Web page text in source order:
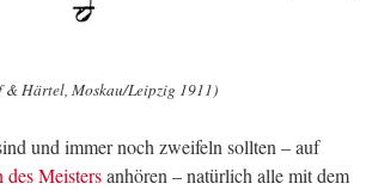
& Här­tel, Mos­kau/Leip­zig 1911)
und immer noch zwei­feln soll­ten – auf
des Meis­tersan­hö­ren – na­tür­lich alle mit dem